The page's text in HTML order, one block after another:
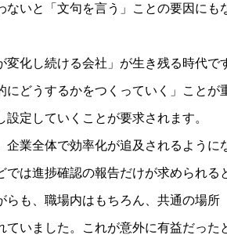
いと「文句を言う」ことの要因にも
化し続ける会社」が生き残る時代で
どうするかをつくっていく」ことが
定していくことが要求されます。
業全体で効率化が追及されるように
は進捗確認の報告だけが求められる
も、職場内はもちろん、共通の場所
いました。これが意外に有益だった